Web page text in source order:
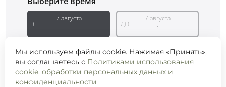
Мы используем файлы cookie. Нажимая «Принять»,
вы соглашаетесь с Политиками использования
cookie, обработки персональных данных и
конфиденциальности